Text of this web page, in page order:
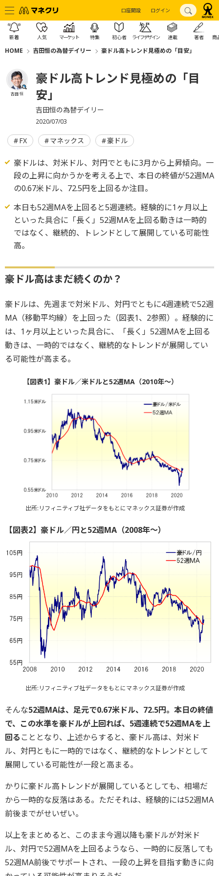
口座開設 ログイン
新着 人気 マーケット 特集 初心者 ライフデザイン 連載 著者 商
HOME 吉田恒の為替デイリー 豪ドル高トレンド見極めの「目安」
吉田 恒
豪ドル高トレンド見極めの「目
安」
吉田恒の為替デイリー
2020/07/03
FX マネックス 豪ドル
豪ドルは、対米ドル、対円でともに3月から上昇傾向。一
段の上昇に向かうかを考える上で、本日の終値が52週MA
の0.67米ドル、72.5円を上回るか注目。
本日も52週MAを上回ると5週連続。経験的に1ヶ月以上
といった具合に「長く」52週MAを上回る動きは一時的
ではなく、継続的、トレンドとして展開している可能性
高。
豪ドル高はまだ続くのか？
豪ドルは、先週まで対米ドル、対円でともに4週連続で52週
MA（移動平均線）を上回った（図表1、2参照）。経験的に
は、1ヶ月以上といった具合に、「長く」52週MAを上回る
動きは、一時的ではなく、継続的なトレンドが展開してい
る可能性が高まる。
【図表1】豪ドル／米ドルと52週MA（2010年～）
出所:リフィニティブ社データをもとにマネックス証券が作成
【図表2】豪ドル／円と52週MA（2008年～）
出所:リフィニティブ社データをもとにマネックス証券が作成
そんな52週MAは、足元で0.67米ドル、72.5円。本日の終値
で、この水準を豪ドルが上回れば、5週連続で52週MAを上
回る こととなり、上述からすると、豪ドル高は、対米ド
ル、対円ともに一時的ではなく、継続的なトレンドとして
展開している可能性が一段と高まる。
かりに豪ドル高トレンドが展開しているとしても、相場だ
から一時的な反落はある。ただそれは、経験的には52週MA
前後までがせいぜい。
以上をまとめると、このまま今週以降も豪ドルが対米ド
ル、対円で52週MAを上回るようなら、一時的に反落しても
52週MA前後でサポートされ、一段の上昇を目指す動きに向